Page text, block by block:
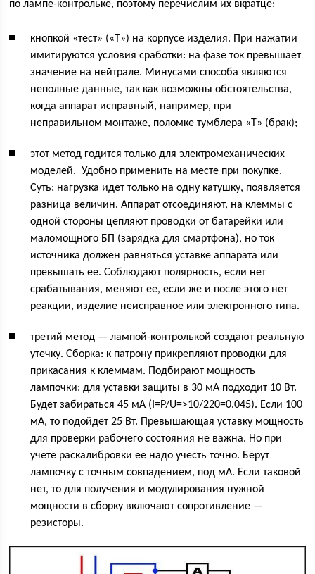
по лампе-контрольке, поэтому перечислим их вкратце:
кнопкой «тест» («Т») на корпусе изделия. При нажатии
имитируются условия сработки: на фазе ток превышает
значение на нейтрале. Минусами способа являются
неполные данные, так как возможны обстоятельства,
когда аппарат исправный, например, при
неправильном монтаже, поломке тумблера «Т» (брак);
этот метод годится только для электромеханических
моделей. Удобно применить на месте при покупке.
Суть: нагрузка идет только на одну катушку, появляется
разница величин. Аппарат отсоединяют, на клеммы с
одной стороны цепляют проводки от батарейки или
маломощного БП (зарядка для смартфона), но ток
источника должен равняться уставке аппарата или
превышать ее. Соблюдают полярность, если нет
срабатывания, меняют ее, если же и после этого нет
реакции, изделие неисправное или электронного типа.
третий метод — лампой-контролькой создают реальную
утечку. Сборка: к патрону прикрепляют проводки для
прикасания к клеммам. Подбирают мощность
лампочки: для уставки защиты в 30 мА подходит 10 Вт.
Будет забираться 45 мА (I=P/U=>10/220=0.045). Если 100
мА, то подойдет 25 Вт. Превышающая уставку мощность
для проверки рабочего состояния не важна. Но при
учете раскалибровки ее надо учесть точно. Берут
лампочку с точным совпадением, под мА. Если таковой
нет, то для получения и модулирования нужной
мощности в сборку включают сопротивление —
резисторы.